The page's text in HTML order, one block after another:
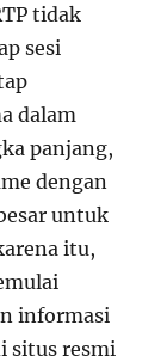
tidak
sesi
dalam
panjang,
dengan
untuk
itu,
informasi
situs resmi